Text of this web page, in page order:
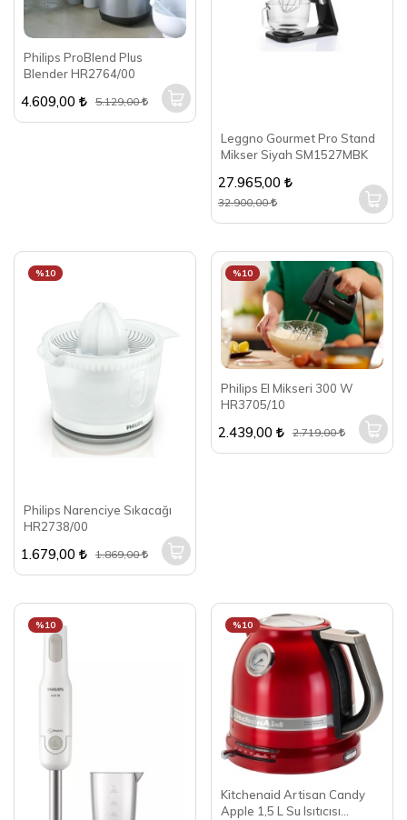
Philips ProBlend Plus
Blender HR2764/00
4.609,00 5.129,00
Leggno Gourmet Pro Stand
Mikser Siyah SM1527MBK
27.965,00
32.900,00
Philips Narenciye Sıkacağı
HR2738/00
%10
1.679,00 1.869,00
Philips El Mikseri 300 W
HR3705/10
%10
2.439,00 2.719,00
%10
Kitchenaid Artisan Candy
Apple 1,5 L Su Isıtıcısı
%10